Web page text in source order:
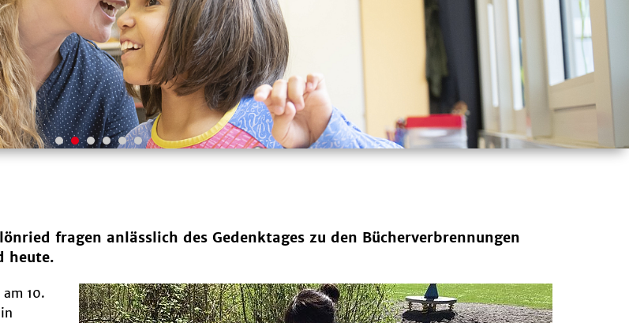
fragen anlässlich des Gedenktages zu den Bücherverbrennungen
heute.
10.